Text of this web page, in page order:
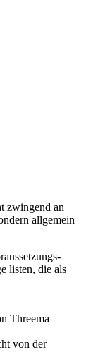
zwingend an
allgemein
listen, die als
Threema
von der